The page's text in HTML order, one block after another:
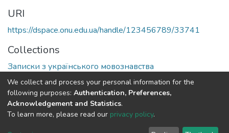
URI
https://dspace.onu.edu.ua/handle/123456789/33741
Collections
Записки з українського мовознавства
Full item page
DSpace software copyright © 2009-2026
We collect and process your personal information for the
following purposes: Authentication, Preferences,
Acknowledgement and Statistics.
To learn more, please read our privacy policy.